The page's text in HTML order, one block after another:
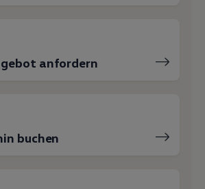
anfordern
buchen